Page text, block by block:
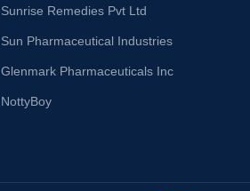
Sunrise Remedies Pvt Ltd
Sun Pharmaceutical Industries
Glenmark Pharmaceuticals Inc
NottyBoy